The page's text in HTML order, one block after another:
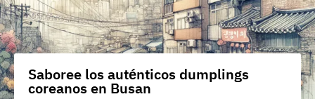
Saboree los auténticos dumplings
coreanos en Busan